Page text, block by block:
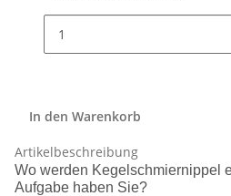
In den Warenkorb
Artikelbeschreibung
Wo werden Kegelschmiernippel
Aufgabe haben Sie?